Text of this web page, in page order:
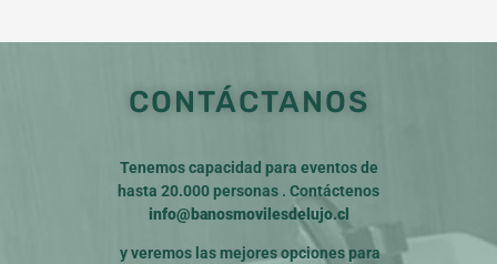
CONTÁCTANOS
Tenemos capacidad para eventos de
hasta 20.000 personas . Contáctenos
info@banosmovilesdelujo.cl
y veremos las mejores opciones para